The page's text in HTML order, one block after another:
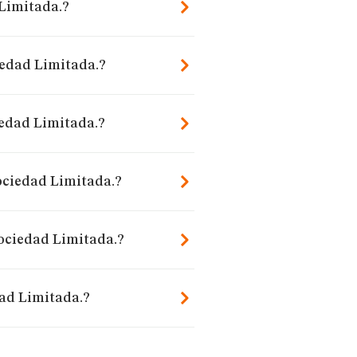
Limitada.?
Limitada.?
Limitada.?
Limitada.?
Limitada.?